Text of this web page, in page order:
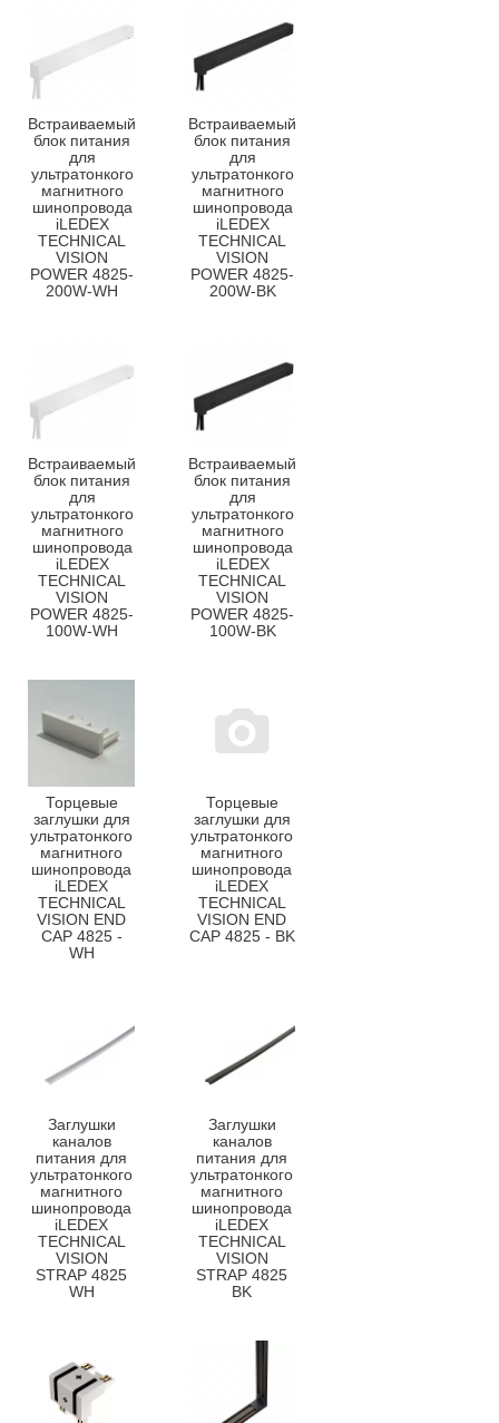
Встраиваемый
блок питания
для
ультратонкого
магнитного
шинопровода
iLEDEX
TECHNICAL
VISION
POWER 4825-
200W-WH
Встраиваемый
блок питания
для
ультратонкого
магнитного
шинопровода
iLEDEX
TECHNICAL
VISION
POWER 4825-
200W-BK
Встраиваемый
блок питания
для
ультратонкого
магнитного
шинопровода
iLEDEX
TECHNICAL
VISION
POWER 4825-
100W-WH
Встраиваемый
блок питания
для
ультратонкого
магнитного
шинопровода
iLEDEX
TECHNICAL
VISION
POWER 4825-
100W-BK
Торцевые
заглушки для
ультратонкого
магнитного
шинопровода
iLEDEX
TECHNICAL
VISION END
CAP 4825 -
WH
Торцевые
заглушки для
ультратонкого
магнитного
шинопровода
iLEDEX
TECHNICAL
VISION END
CAP 4825 - BK
Заглушки
каналов
питания для
ультратонкого
магнитного
шинопровода
iLEDEX
TECHNICAL
VISION
STRAP 4825
WH
Заглушки
каналов
питания для
ультратонкого
магнитного
шинопровода
iLEDEX
TECHNICAL
VISION
STRAP 4825
BK